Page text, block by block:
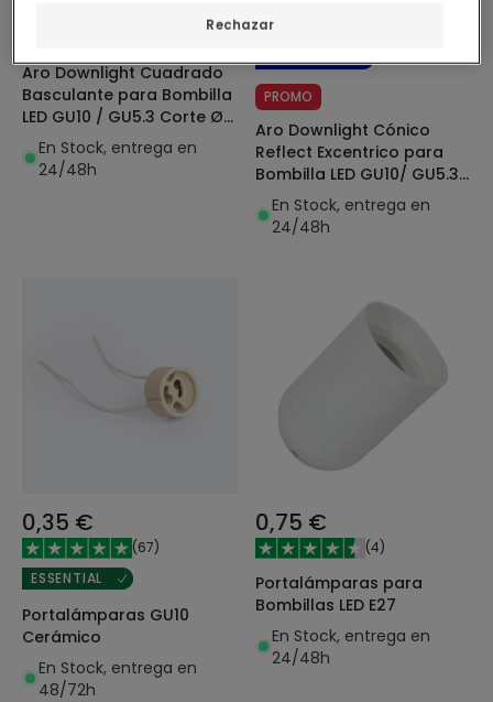
Aro Downlight Cuadrado
Basculante para Bombilla
LED GU10 / GU5.3 Corte Ø
75 mm
En Stock, entrega en
24/48h
ADVANCED
PROMO
Aro Downlight Cónico
Reflect Excentrico para
Bombilla LED GU10/ GU5.3
Corte Ø 75 mm
En Stock, entrega en
24/48h
0,35 €
(67)
ESSENTIAL
Portalámparas GU10
Cerámico
En Stock, entrega en
48/72h
0,75 €
(4)
Portalámparas para
Bombillas LED E27
En Stock, entrega en
24/48h
Rechazar